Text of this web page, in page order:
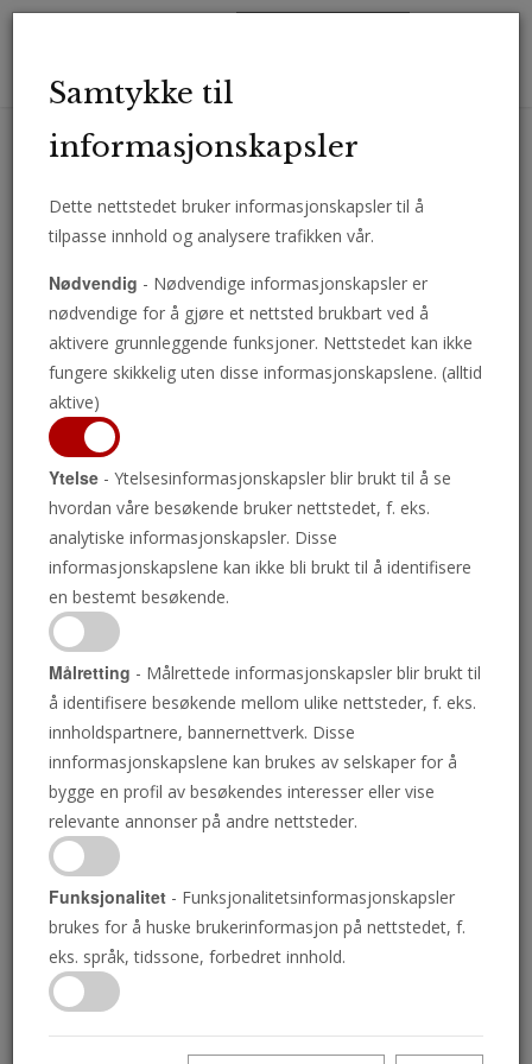
Motta viktige analyser, kommentarer og nyheter direkte på e-post.
ABONNER
Amerika Under
Angrep
Forfatter Gerald Flurry har utvidet heftet sitt,
Amerika under angrep
208 sider, med appendiks og glosebok og
indeks. Den nye boka er ennå ikke
tilgjengelig på norsk, men du kan
forhåndsbestille et eksemplar nedenfor.
Etter hvert som vi oversetter hvert kapittel,
vil vi publisere dem påTrompeten.co.
Klikk og abonner
våre med de nyeste oversettelsene.
Samtykke til
informasjonskapsler
Dette nettstedet bruker informasjonskapsler til å
tilpasse innhold og analysere trafikken vår.
Nødvendig - Nødvendige informasjonskapsler er
nødvendige for å gjøre et nettsted brukbart ved å
aktivere grunnleggende funksjoner. Nettstedet kan ikke
fungere skikkelig uten disse informasjonskapslene. (alltid
aktive)
Ytelse - Ytelsesinformasjonskapsler blir brukt til å se
hvordan våre besøkende bruker nettstedet, f. eks.
analytiske informasjonskapsler. Disse
informasjonskapslene kan ikke bli brukt til å identifisere
en bestemt besøkende.
Målretting - Målrettede informasjonskapsler blir brukt til
å identifisere besøkende mellom ulike nettsteder, f. eks.
innholdspartnere, bannernettverk. Disse
innformasjonskapslene kan brukes av selskaper for å
bygge en profil av besøkendes interesser eller vise
relevante annonser på andre nettsteder.
Funksjonalitet - Funksjonalitetsinformasjonskapsler
brukes for å huske brukerinformasjon på nettstedet, f.
eks. språk, tidssone, forbedret innhold.